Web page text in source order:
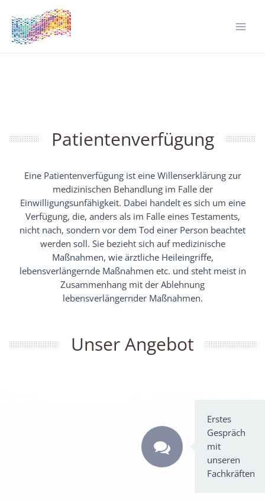
Inhalt
springen
Patientenverfügung
Eine Patientenverfügung ist eine Willenserklärung zur
medizinischen Behandlung im Falle der
Einwilligungsunfähigkeit. Dabei handelt es sich um eine
Verfügung, die, anders als im Falle eines Testaments,
nicht nach, sondern vor dem Tod einer Person beachtet
werden soll. Sie bezieht sich auf medizinische
Maßnahmen, wie ärztliche Heileingriffe,
lebensverlängernde Maßnahmen etc. und steht meist in
Zusammenhang mit der Ablehnung
lebensverlängernder Maßnahmen.
Unser Angebot
Erstes
Gespräch
mit
unseren
Fachkräften